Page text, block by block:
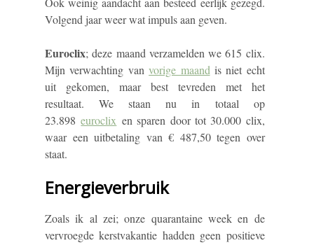
Volgend jaar weer wat impuls aan geven.
Euroclix; deze maand verzamelden we 615 clix.
Mijn verwachting vanvorige maand is niet echt
uit gekomen, maar best tevreden met het
resultaat. We staan nu in totaal op
23.898euroclix en sparen door tot 30.000 clix,
waar een uitbetaling van € 487,50 tegen over
staat.
Energieverbruik
Zoals ik al zei; onze quarantaine week en de
vervroegde kerstvakantie hadden geen positieve